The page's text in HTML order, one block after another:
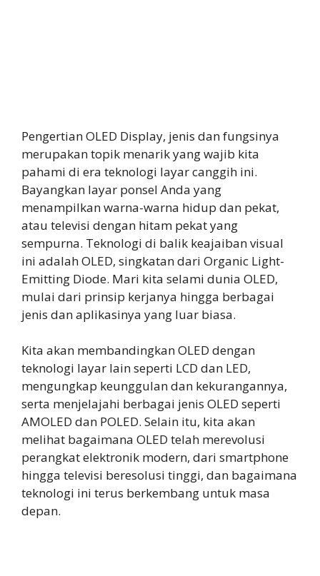
Pengertian OLED Display, jenis dan fungsinya
merupakan topik menarik yang wajib kita
pahami di era teknologi layar canggih ini.
Bayangkan layar ponsel Anda yang
menampilkan warna-warna hidup dan pekat,
atau televisi dengan hitam pekat yang
sempurna. Teknologi di balik keajaiban visual
ini adalah OLED, singkatan dari Organic Light-
Emitting Diode. Mari kita selami dunia OLED,
mulai dari prinsip kerjanya hingga berbagai
jenis dan aplikasinya yang luar biasa.
Kita akan membandingkan OLED dengan
teknologi layar lain seperti LCD dan LED,
mengungkap keunggulan dan kekurangannya,
serta menjelajahi berbagai jenis OLED seperti
AMOLED dan POLED. Selain itu, kita akan
melihat bagaimana OLED telah merevolusi
perangkat elektronik modern, dari smartphone
hingga televisi beresolusi tinggi, dan bagaimana
teknologi ini terus berkembang untuk masa
depan.